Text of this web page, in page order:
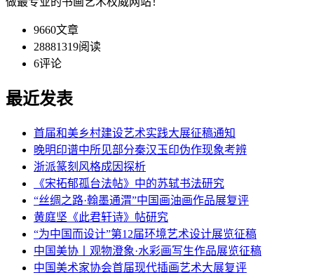
9660文章
28881319阅读
6评论
最近发表
首届和美乡村建设艺术实践大展征稿通知
晚明印谱中所见部分秦汉玉印伪作现象考辨
浙派篆刻风格成因探析
《宋拓郁孤台法帖》中的苏轼书法研究
“丝绸之路·翰墨通渭”中国画油画作品展复评
黄庭坚《此君轩诗》帖研究
“为中国而设计”第12届环境艺术设计展览征稿
中国美协丨观物澄象·水彩画写生作品展览征稿
中国美术家协会首届现代插画艺术大展复评